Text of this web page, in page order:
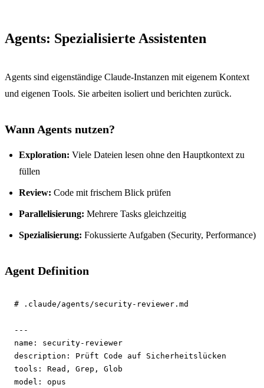
Agents: Spezialisierte Assistenten
Agents sind eigenständige Claude-Instanzen mit eigenem Kontext
und eigenen Tools. Sie arbeiten isoliert und berichten zurück.
Wann Agents nutzen?
Exploration: Viele Dateien lesen ohne den Hauptkontext zu
füllen
Review: Code mit frischem Blick prüfen
Parallelisierung: Mehrere Tasks gleichzeitig
Spezialisierung: Fokussierte Aufgaben (Security, Performance)
Agent Definition
# .claude/agents/security-reviewer.md
---
name:
description:
tools:
model: